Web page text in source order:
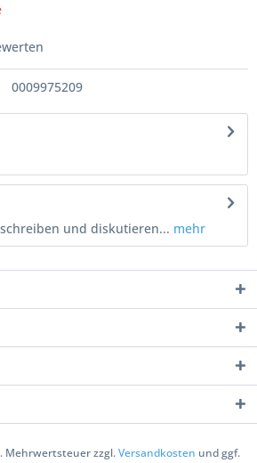
0009975209
und diskutieren... mehr
Mehrwertsteuer zzgl.Versandkosten und ggf.